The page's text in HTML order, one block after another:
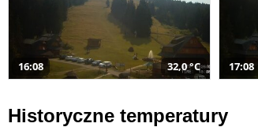
16:08 32,0 °C 17:08
Historyczne temperatury